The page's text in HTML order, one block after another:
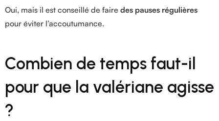
Oui, mais il est conseillé de faire des pauses régulières
pour éviter l’accoutumance.
Combien de temps faut-il
pour que la valériane agisse
?